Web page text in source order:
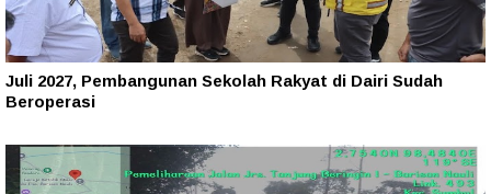
Juli 2027, Pembangunan Sekolah Rakyat di Dairi Sudah
Beroperasi